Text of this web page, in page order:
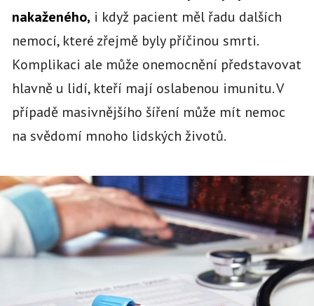
nakaženého, i když pacient měl řadu dalších
nemocí, které zřejmě byly příčinou smrti.
Komplikaci ale může onemocnění představovat
hlavně u lidí, kteří mají oslabenou imunitu. V
případě masivnějšího šíření může mít nemoc
na svědomí mnoho lidských životů.